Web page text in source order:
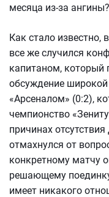
месяца из-за
Как стало известно,
все же случился
капитаном, который
обсуждение
«Арсеналом» (0:2),
чемпионство
причинах
отмахнулся от
конкретному матчу
решающему
имеет никакого